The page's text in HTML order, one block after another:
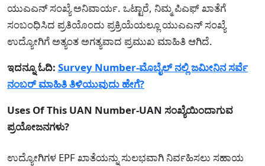
ಯುಎಎನ್ ಸಂಖ್ಯೆ ಅನಿವಾರ್ಯ. ಒಟ್ಟಾರೆ, ನಿಮ್ಮ ಪಿಎಫ್ ಖಾತೆಗೆ
ಸಂಬಂಧಿಸಿದ ಪ್ರತಿಯೊಂದು ಪ್ರಕ್ರಿಯೆಯಲ್ಲೂ ಯುಎಎನ್ ಸಂಖ್ಯೆ
ಉದ್ಯೋಗಿಗೆ ಅತ್ಯಂತ ಅಗತ್ಯವಾದ ಪ್ರಮುಖ ಮಾಹಿತಿ ಆಗಿದೆ.
ಇದನ್ನೂ ಓದಿ: Survey Number-ಮೊಬೈಲ್ ನಲ್ಲಿ ಜಮೀನಿನ ಸರ್ವೆ
ನಂಬರ್ ಮಾಹಿತಿ ತಿಳಿಯುವುದು ಹೇಗೆ?
Uses Of This UAN Number-UAN ಸಂಖ್ಯೆಯಿಂದಾಗುವ
ಪ್ರಯೋಜನಗಳು?
ಉದ್ಯೋಗಿಗಳ EPF ಖಾತೆಯನ್ನು ಸುಲಭವಾಗಿ ನಿರ್ವಹಿಸಲು ಸಹಾಯ